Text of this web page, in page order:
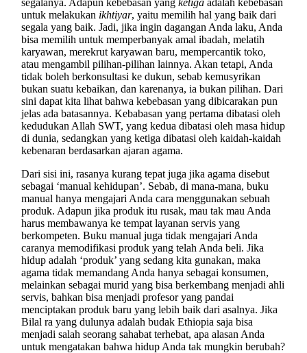
untuk melakukan ikhtiyar, yaitu memilih hal yang baik dari
segala yang baik. Jadi, jika ingin dagangan Anda laku, Anda
bisa memilih untuk memperbanyak amal ibadah, melatih
karyawan, merekrut karyawan baru, mempercantik toko,
atau mengambil pilihan-pilihan lainnya. Akan tetapi, Anda
tidak boleh berkonsultasi ke dukun, sebab kemusyrikan
bukan suatu kebaikan, dan karenanya, ia bukan pilihan. Dari
sini dapat kita lihat bahwa kebebasan yang dibicarakan pun
jelas ada batasannya. Kebabasan yang pertama dibatasi oleh
kedudukan Allah SWT, yang kedua dibatasi oleh masa hidup
di dunia, sedangkan yang ketiga dibatasi oleh kaidah-kaidah
kebenaran berdasarkan ajaran agama.
Dari sisi ini, rasanya kurang tepat juga jika agama disebut
sebagai ‘manual kehidupan’. Sebab, di mana-mana, buku
manual hanya mengajari Anda cara menggunakan sebuah
produk. Adapun jika produk itu rusak, mau tak mau Anda
harus membawanya ke tempat layanan servis yang
berkompeten. Buku manual juga tidak mengajari Anda
caranya memodifikasi produk yang telah Anda beli. Jika
hidup adalah ‘produk’ yang sedang kita gunakan, maka
agama tidak memandang Anda hanya sebagai konsumen,
melainkan sebagai murid yang bisa berkembang menjadi ahli
servis, bahkan bisa menjadi profesor yang pandai
menciptakan produk baru yang lebih baik dari asalnya. Jika
Bilal ra yang dulunya adalah budak Ethiopia saja bisa
menjadi salah seorang sahabat terhebat, apa alasan Anda
untuk mengatakan bahwa hidup Anda tak mungkin berubah?